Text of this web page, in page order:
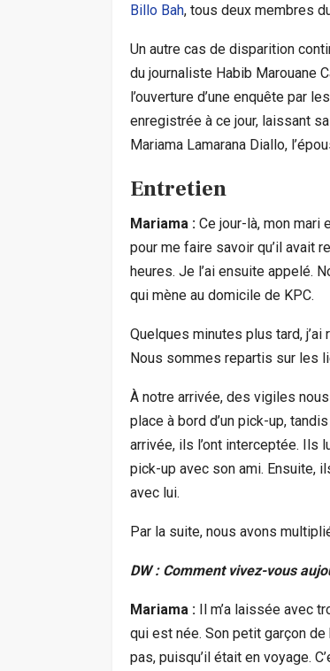
Billo Bah, tous deux membres
Un autre cas de disparition
du journaliste Habib Marouane
l’ouverture d’une enquête par
enregistrée à ce jour, laissant
Mariama Lamarana Diallo,
Entretien
Mariama : Ce jour-là, mon mari
pour me faire savoir qu’il avait
heures. Je l’ai ensuite appelé.
qui mène au domicile de KPC.
Quelques minutes plus tard, j’ai
Nous sommes repartis sur les
À notre arrivée, des vigiles
place à bord d’un pick-up,
arrivée, ils l’ont interceptée. Ils
pick-up avec son ami. Ensuite,
avec lui.
Par la suite, nous avons
DW : Comment vivez-vous
Mariama : Il m’a laissée avec
qui est née. Son petit garçon
pas, puisqu’il était en voyage.